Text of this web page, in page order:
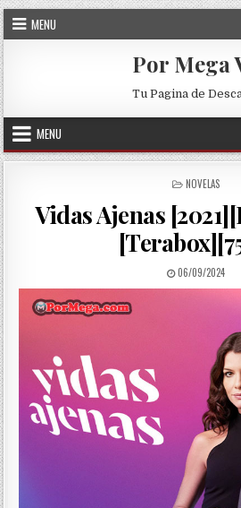
Skip to content
MENU
Por Mega
Tu Pagina de
MENU
POSTED IN
NOVELAS
Vidas Ajenas
PUBLISHED DATE:
06/09/2024